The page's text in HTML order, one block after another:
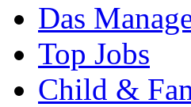
Das
Top Jobs
Child &